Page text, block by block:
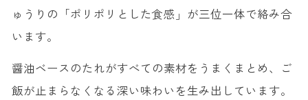
ゅうりの「ポリポリとした食感」が三位一体で絡み合
います。
醤油ベースのたれがすべての素材をうまくまとめ、ご
飯が止まらなくなる深い味わいを生み出しています。